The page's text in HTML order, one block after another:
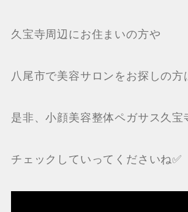
久宝寺周辺にお住まいの方や
八尾市で美容サロンをお探しの方
是非、小顔美容整体ペガサス久宝
チェックしていってくださいね✅